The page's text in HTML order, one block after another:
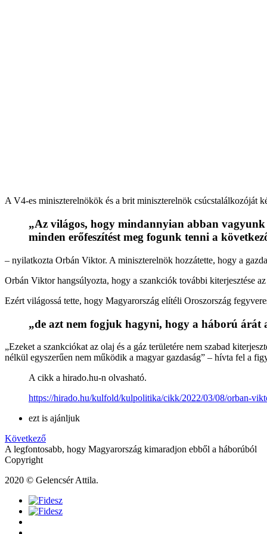
A V4-es miniszterelnökök és a brit miniszterelnök csúcstalálkozóját
„Az világos, hogy mindannyian abban
minden erőfeszítést meg fogunk tenni a
– nyilatkozta Orbán Viktor. A miniszterelnök hozzátette, hogy a
Orbán Viktor hangsúlyozta, hogy a szankciók további kiterjesztése
Ezért világossá tette, hogy Magyarország elítéli Oroszország
„de azt nem fogjuk hagyni, hogy a háború árát
„Ezeket a szankciókat az olaj és a gáz területére nem szabad
nélkül egyszerűen nem működik a magyar gazdaság” – hívta fel a
A cikk a hirado.hu-n olvasható.
https://hirado.hu/kulfold/kulpolitika/cikk/2022/03/08/orban-
ezt is ajánljuk
Következő
A legfontosabb, hogy Magyarország kimaradjon ebből a háborúból
Copyright
2020 © Gelencsér Attila.